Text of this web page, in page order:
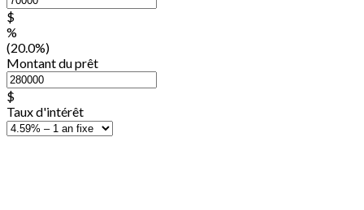
$
%
(20.0%)
Montant du prêt
$
Taux d'intérêt